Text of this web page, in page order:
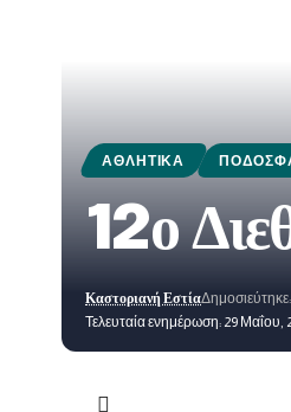
ΑΘΛΗΤΙΚΆ
12ο
Τελευταία ενημέρωση: 29 Μαΐου,
Καστοριανή Εστία